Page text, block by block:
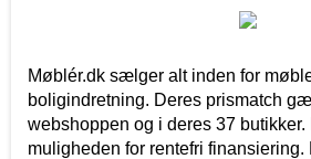
Møblér.dk sælger alt inden for
boligindretning. Deres prismatch
webshoppen og i deres 37
muligheden for rentefri finansiering.